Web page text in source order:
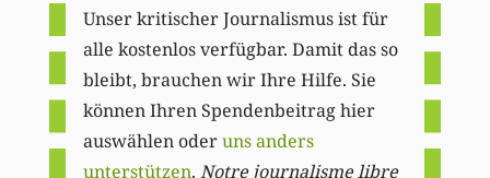
Unser kritischer Journalismus ist für
alle kostenlos verfügbar. Damit das so
bleibt, brauchen wir Ihre Hilfe. Sie
können Ihren Spendenbeitrag hier
auswählen oderuns anders
unterstützen. Notre journalisme libre